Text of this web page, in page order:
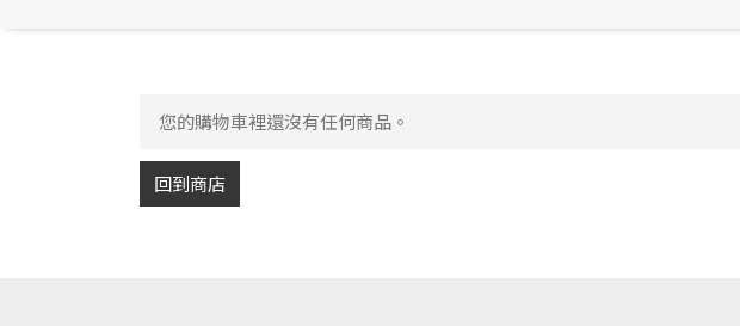
您的購物車裡還沒有任何商品。
回到商店